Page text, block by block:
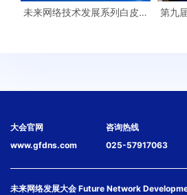
未来网络技术发展系列白皮书
第九
大会官网
www.gfdns.com
咨询热线
025-57917063
未来网络发展大会 Future Network